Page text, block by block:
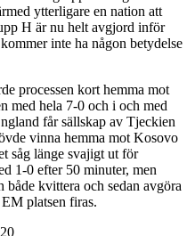
ytterligare en nation att
H är nu helt avgjord inför
inte ha någon betydelse
processen kort hemma mot
med hela 7-0 och i och med
får sällskap av Tjeckien
vinna hemma mot Kosovo
såg länge svajigt ut för
1-0 efter 50 minuter, men
kvittera och sedan avgöra
platsen firas.